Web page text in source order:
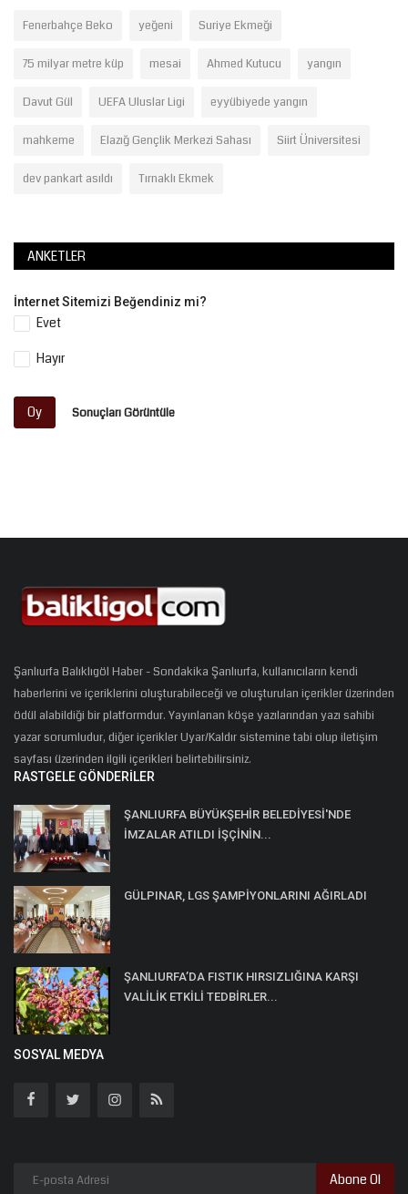
Fenerbahçe Beko yeğeni Suriye Ekmeği
75 milyar metre küp mesai Ahmed Kutucu yangın
Davut Gül UEFA Uluslar Ligi eyyübiyede yangın
mahkeme Elazığ Gençlik Merkezi Sahası Siirt Üniversitesi
dev pankart asıldı Tırnaklı Ekmek
ANKETLER
İnternet Sitemizi Beğendiniz mi?
Evet
Hayır
Oy Sonuçları Görüntüle
Şanlıurfa Balıklıgöl Haber - Sondakika Şanlıurfa, kullanıcıların kendi
haberlerini ve içeriklerini oluşturabileceği ve oluşturulan içerikler üzerinden
ödül alabildiği bir platformdur. Yayınlanan köşe yazılarından yazı sahibi
yazar sorumludur, diğer içerikler Uyar/Kaldır sistemine tabi olup iletişim
sayfası üzerinden ilgili içerikleri belirtebilirsiniz.
RASTGELE GÖNDERILER
ŞANLIURFA BÜYÜKŞEHİR BELEDİYESİ'NDE
İMZALAR ATILDI İŞÇİNİN...
GÜLPINAR, LGS ŞAMPİYONLARINI AĞIRLADI
ŞANLIURFA’DA FISTIK HIRSIZLIĞINA KARŞI
VALİLİK ETKİLİ TEDBİRLER...
SOSYAL MEDYA
Abone Ol